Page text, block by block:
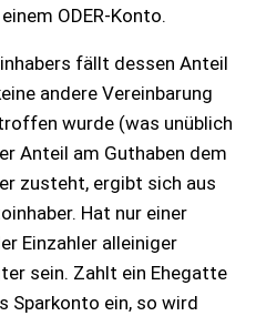
ODER-Konto.
fällt dessen Anteil
andere Vereinbarung
wurde (was unüblich
Anteil am Guthaben dem
zusteht, ergibt sich aus
Hat nur einer
Einzahler alleiniger
sein. Zahlt ein Ehegatte
Sparkonto ein, so wird